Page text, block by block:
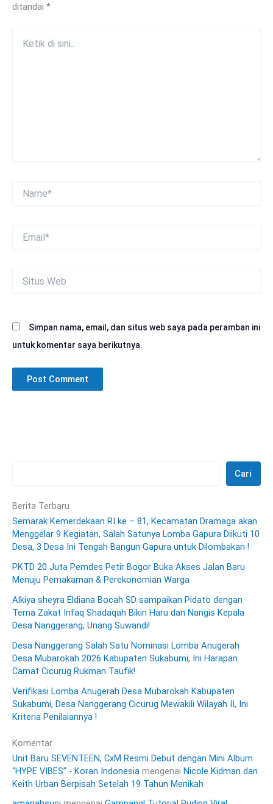
ditandai *
Web
Simpan nama, email, dan situs web saya pada peramban ini
untuk komentar saya berikutnya.
Cari
Berita Terbaru
Semarak Kemerdekaan RI ke – 81, Kecamatan Dramaga akan
Menggelar 9 Kegiatan, Salah Satunya Lomba Gapura Diikuti 10
Desa, 3 Desa Ini Tengah Bangun Gapura untuk Dilombakan !
PKTD 20 Juta Pemdes Petir Bogor Buka Akses Jalan Baru
Menuju Pemakaman & Perekonomian Warga
Alkiya sheyra Eldiana Bocah SD sampaikan Pidato dengan
Tema Zakat Infaq Shadaqah Bikin Haru dan Nangis Kepala
Desa Nanggerang, Unang Suwandi!
Desa Nanggerang Salah Satu Nominasi Lomba Anugerah
Desa Mubarokah 2026 Kabupaten Sukabumi, Ini Harapan
Camat Cicurug Rukman Taufik!
Verifikasi Lomba Anugerah Desa Mubarokah Kabupaten
Sukabumi, Desa Nanggerang Cicurug Mewakili Wilayah II, Ini
Kriteria Penilaiannya !
Komentar
Unit Baru SEVENTEEN, CxM Resmi Debut dengan Mini Album
“HYPE VIBES” - Koran Indonesia mengenai Nicole Kidman dan
Keith Urban Berpisah Setelah 19 Tahun Menikah